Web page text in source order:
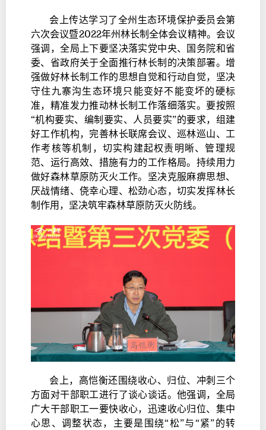
会上传达学习了全州生态环境保护委员会第
六次会议暨2022年州林长制全体会议精神。会议
强调，全局上下要坚决落实党中央、国务院和省
委、省政府关于全面推行林长制的决策部署。增
强做好林长制工作的思想自觉和行动自觉，坚决
守住九寨沟生态环境只能变好不能变坏的硬标
准，精准发力推动林长制工作落细落实。要按照
“机构要实、编制要实、人员要实”的要求，组建
好工作机构，完善林长联席会议、巡林巡山、工
作考核等机制，切实构建起权责明晰、管理规
范、运行高效、措施有力的工作格局。持续用力
做好森林草原防灭火工作。坚决克服麻痹思想、
厌战情绪、侥幸心理、松劲心态，切实发挥林长
制作用，坚决筑牢森林草原防灭火防线。
会上，高恺衡还围绕收心、归位、冲刺三个
方面对干部职工进行了谈心谈话。他强调，全局
广大干部职工一要快收心，迅速收心归位、集中
心思、调整状态，主要是围绕“松”与“紧”的转